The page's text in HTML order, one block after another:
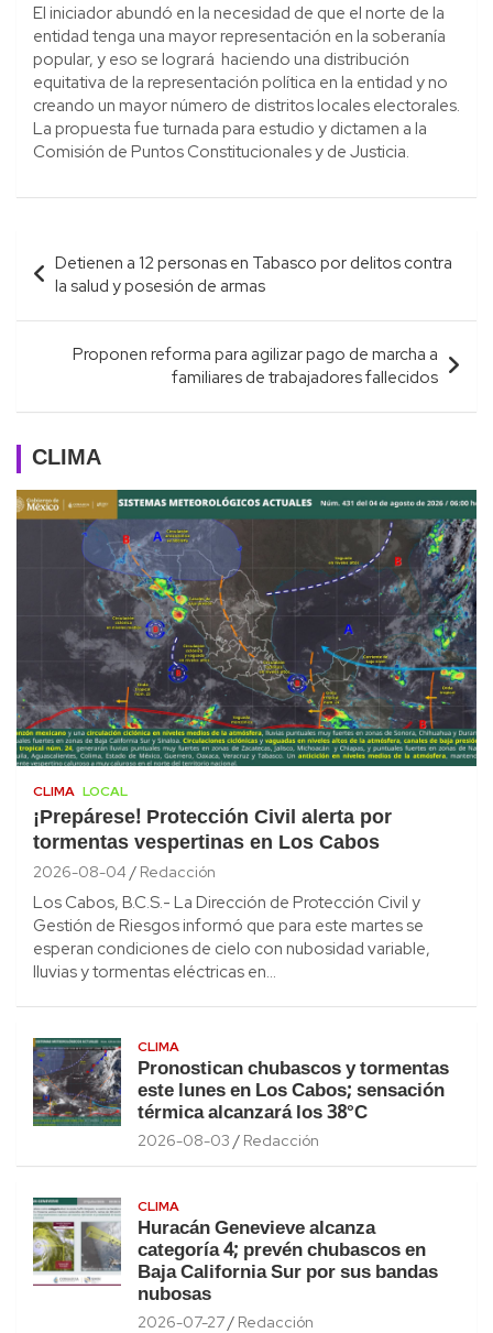
El iniciador abundó en la necesidad de que el norte de la
entidad tenga una mayor representación en la soberanía
popular, y eso se logrará haciendo una distribución
equitativa de la representación política en la entidad y no
creando un mayor número de distritos locales electorales.
La propuesta fue turnada para estudio y dictamen a la
Comisión de Puntos Constitucionales y de Justicia.
Navegación
de
entradas
Detienen a 12 personas en Tabasco por delitos contra
la salud y posesión de armas
Proponen reforma para agilizar pago de marcha a
familiares de trabajadores fallecidos
CLIMA
CLIMA LOCAL
¡Prepárese! Protección Civil alerta por
tormentas vespertinas en Los Cabos
2026-08-04 Redacción
Los Cabos, B.C.S.- La Dirección de Protección Civil y
Gestión de Riesgos informó que para este martes se
esperan condiciones de cielo con nubosidad variable,
lluvias y tormentas eléctricas en…
CLIMA
Pronostican chubascos y tormentas
este lunes en Los Cabos; sensación
térmica alcanzará los 38°C
2026-08-03 Redacción
CLIMA
Huracán Genevieve alcanza
categoría 4; prevén chubascos en
Baja California Sur por sus bandas
nubosas
2026-07-27 Redacción